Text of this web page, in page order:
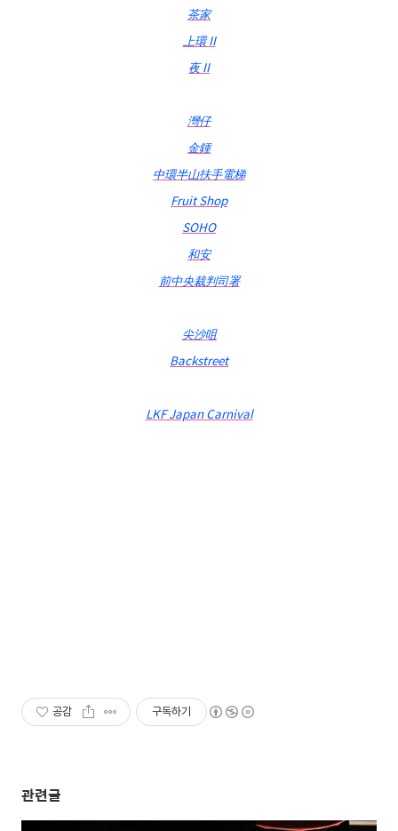
茶家
上環 II
夜 II
灣仔
金鍾
中環半山扶手電梯
Fruit Shop
SOHO
和安
前中央裁判司署
尖沙咀
Backstreet
LKF Japan Carnival
공감 구독하기
관련글